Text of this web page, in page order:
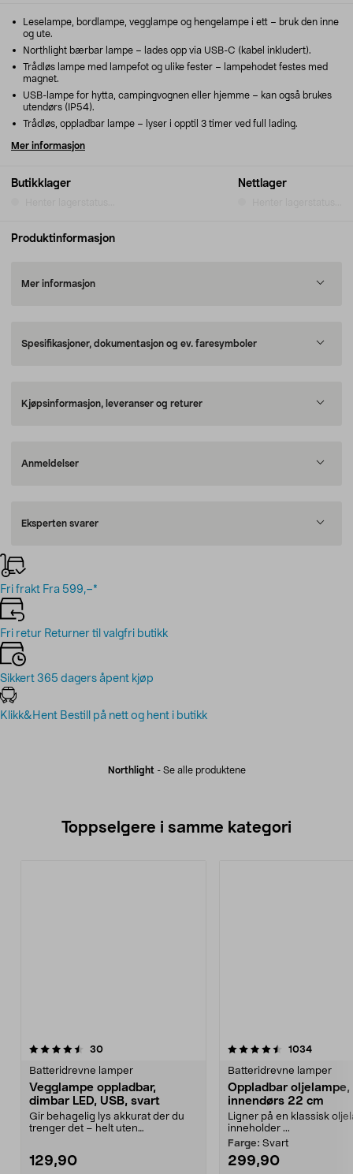
Butikklager Nettlager
Leselampe, bordlampe, vegglampe og hengelampe i ett – bruk den inne
og ute.
Northlight bærbar lampe – lades opp via USB-C (kabel inkludert).
Trådløs lampe med lampefot og ulike fester – lampehodet festes med
magnet.
USB-lampe for hytta, campingvognen eller hjemme – kan også brukes
utendørs (IP54).
Trådløs, oppladbar lampe – lyser i opptil 3 timer ved full lading.
Mer informasjon
Produktinformasjon
Mer informasjon
Spesifikasjoner, dokumentasjon og ev. faresymboler
Kjøpsinformasjon, leveranser og returer
Anmeldelser
Eksperten svarer
Northlight - Se alle produktene
Fri frakt Fra 599,–*
Fri retur Returner til valgfri butikk
Sikkert 365 dagers åpent kjøp
Klikk&Hent Bestill på nett og hent i butikk
Toppselgere i samme kategori
30anmeldelser
Batteridrevne lamper
Vegglampe oppladbar,
dimbar LED, USB, svart
Gir behagelig lys akkurat der du
trenger det – helt uten
129,90
4.5 av 5 stjerner 1034
Batteridrevne lamper
Oppladbar oljelampe,
innendørs 22 cm
Ligner på en klassisk
inneholder ...
Farge: Svart
299,90
4.5 av 5 stjerner